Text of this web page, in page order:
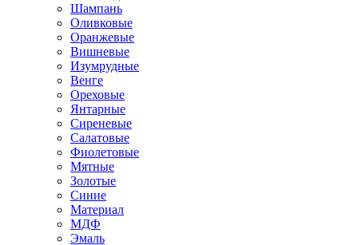
Шампань
Оливковые
Оранжевые
Вишневые
Изумрудные
Венге
Ореховые
Янтарные
Сиреневые
Салатовые
Фиолетовые
Мятные
Золотые
Синие
Материал
МДФ
Эмаль